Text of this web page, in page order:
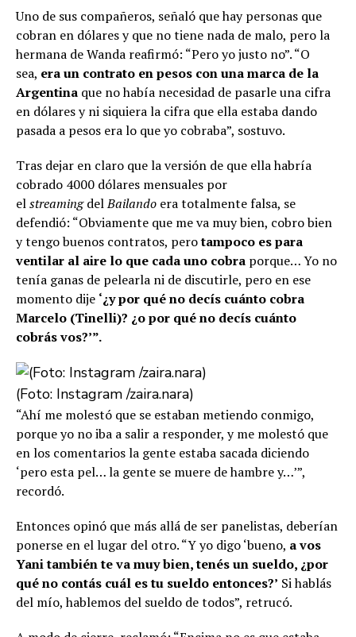
Uno de sus compañeros, señaló que hay personas que
cobran en dólares y que no tiene nada de malo, pero la
hermana de Wanda reafirmó: “Pero yo justo no”. “O
sea, era un contrato en pesos con una marca de la
Argentina que no había necesidad de pasarle una cifra
en dólares y ni siquiera la cifra que ella estaba dando
pasada a pesos era lo que yo cobraba”, sostuvo.
Tras dejar en claro que la versión de que ella habría
cobrado 4000 dólares mensuales por
elstreamingdelBailando era totalmente falsa, se
defendió: “Obviamente que me va muy bien, cobro bien
y tengo buenos contratos, perotampoco es para
ventilar al aire lo que cada uno cobra porque… Yo no
tenía ganas de pelearla ni de discutirle, pero en ese
momento dije ‘¿y por qué no decís cuánto cobra
Marcelo (Tinelli)? ¿o por qué no decís cuánto
cobrás vos?’”.
(Foto: Instagram /zaira.nara)
“Ahí me molestó que se estaban metiendo conmigo,
porque yo no iba a salir a responder, y me molestó que
en los comentarios la gente estaba sacada diciendo
‘pero esta pel… la gente se muere de hambre y…’”,
recordó.
Entonces opinó que más allá de ser panelistas, deberían
ponerse en el lugar del otro. “Y yo digo ‘bueno, a vos
Yani también te va muy bien, tenés un sueldo, ¿por
qué no contás cuál es tu sueldo entonces?’ Si hablás
del mío, hablemos del sueldo de todos”, retrucó.